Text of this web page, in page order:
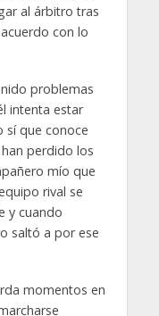
al árbitro tras
con lo
problemas
intenta estar
sí que conoce
perdido los
mío que
rival se
y cuando
saltó a por ese
momentos en